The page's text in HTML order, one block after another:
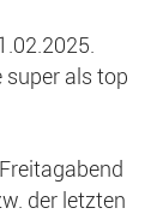
super als top
der letzten